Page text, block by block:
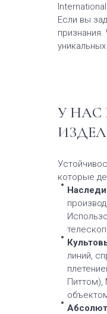
Если вы
У НАС
которые
линий,
Питтом),